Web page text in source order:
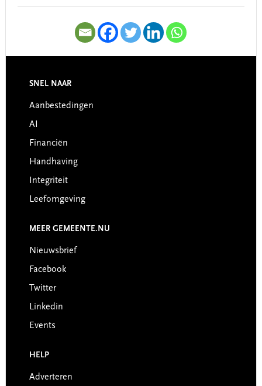
Footer
SNEL NAAR
Aanbestedingen
AI
Financiën
Handhaving
Integriteit
Leefomgeving
MEER GEMEENTE.NU
Nieuwsbrief
Facebook
Twitter
Linkedin
Events
HELP
Adverteren